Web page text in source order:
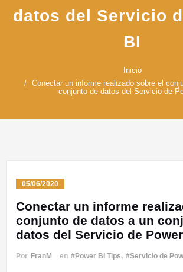
datos del Servicio
BI
Inicio
Conectar un informe realizado sobre el
conjunto de datos del Servicio de
05/06/2020
Conectar un informe
conjunto de datos a un
datos del Servicio de
Por FranM en #Power BI Tips, #Servicio de